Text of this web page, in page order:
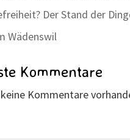
Der Stand der
Wädenswil
Kommentare
Kommentare